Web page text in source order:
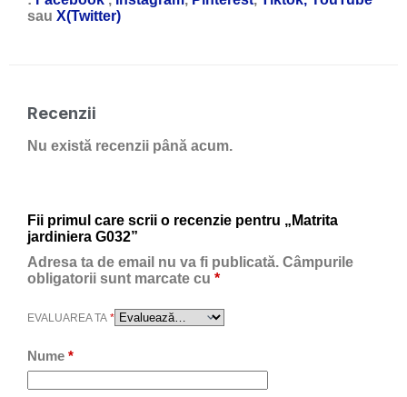
sau X(Twitter)
Recenzii
Nu există recenzii până acum.
Fii primul care scrii o recenzie pentru „Matrita
jardiniera G032”
Adresa ta de email nu va fi publicată. Câmpurile
obligatorii sunt marcate cu *
EVALUAREA TA *
Nume *